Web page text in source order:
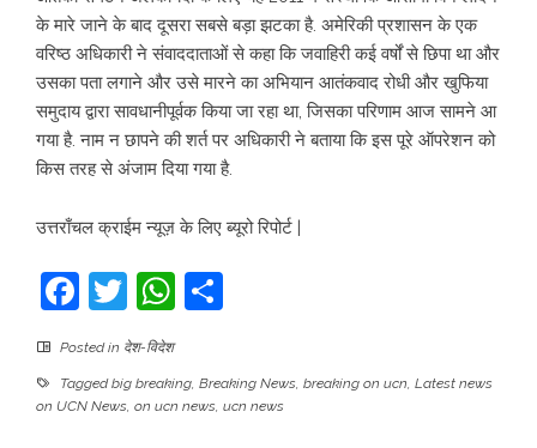
के मारे जाने के बाद दूसरा सबसे बड़ा झटका है. अमेरिकी प्रशासन के एक
वरिष्ठ अधिकारी ने संवाददाताओं से कहा कि जवाहिरी कई वर्षों से छिपा था और
उसका पता लगाने और उसे मारने का अभियान आतंकवाद रोधी और खुफिया
समुदाय द्वारा सावधानीपूर्वक किया जा रहा था, जिसका परिणाम आज सामने आ
गया है. नाम न छापने की शर्त पर अधिकारी ने बताया कि इस पूरे ऑपरेशन को
किस तरह से अंजाम दिया गया है.
उत्तराँचल क्राईम न्यूज़ के लिए ब्यूरो रिपोर्ट |
Facebook
TwitterWhatsApp
Posted in देश-विदेश
Taggedbig breaking, Breaking News, breaking on ucn, Latest news
on UCN News, on ucn news, ucn news